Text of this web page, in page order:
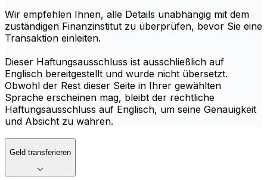
Wir empfehlen Ihnen, alle Details unabhängig mit dem
zuständigen Finanzinstitut zu überprüfen, bevor Sie eine
Transaktion einleiten.
Dieser Haftungsausschluss ist ausschließlich auf
Englisch bereitgestellt und wurde nicht übersetzt.
Obwohl der Rest dieser Seite in Ihrer gewählten
Sprache erscheinen mag, bleibt der rechtliche
Haftungsausschluss auf Englisch, um seine Genauigkeit
und Absicht zu wahren.
Geld transferieren